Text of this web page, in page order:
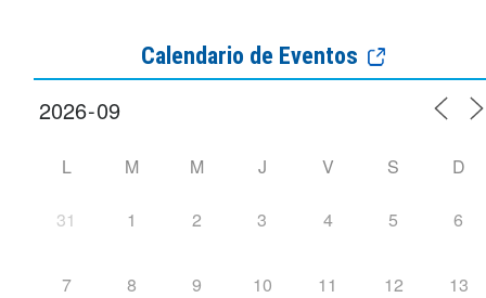
Calendario de Eventos
L M M J V S D
31 1 2 3 4 5 6
7 8 9 10 11 12 13